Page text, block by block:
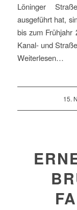
Löninger
ausgeführt hat,
bis zum Frühjahr
Kanal- und
Weiterlesen…
15.